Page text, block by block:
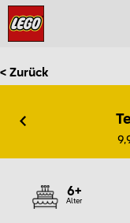
< Zurück
6+
Alter